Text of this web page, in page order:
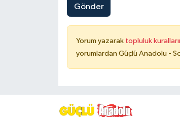
Gönder
Yorum yazarak topluluk
yorumlardan Güçlü Anadolu -